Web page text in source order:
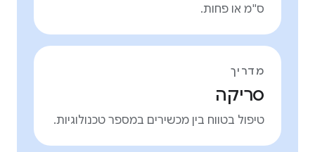
ס"מ או פחות.
מדריך
סריקה
טיפול בטווח בין מכשירים במספר טכנולוגיות.